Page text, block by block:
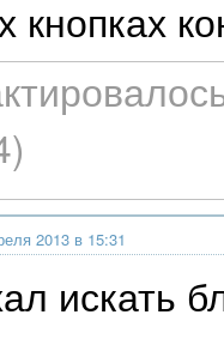
кнопках
2013 в 15:31
искать